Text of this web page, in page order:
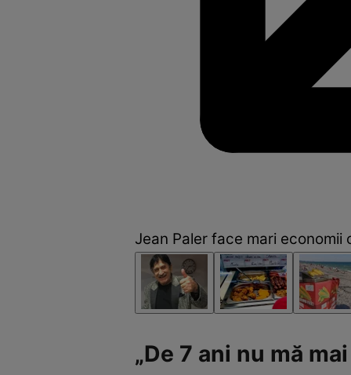
Jean Paler face mari
„De 7 ani nu mă